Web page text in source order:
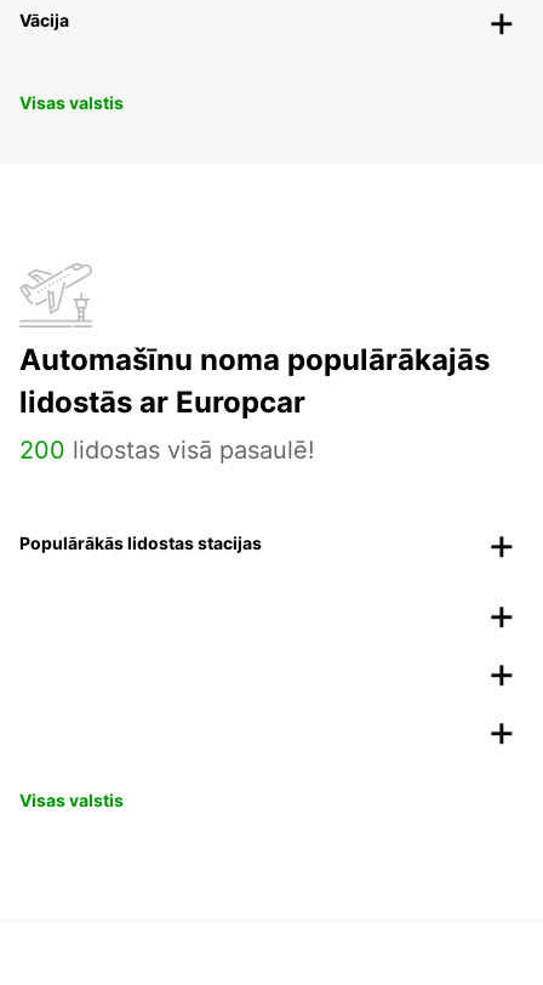
Vācija
Visas valstis
Automašīnu noma populārākajās
lidostās ar Europcar
200 lidostas visā pasaulē!
Populārākās lidostas stacijas
Visas valstis